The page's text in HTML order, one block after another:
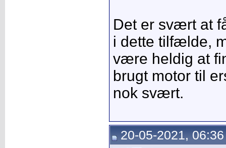
Det er svært at
i dette tilfælde,
være heldig at
brugt motor til
nok svært.
20-05-2021, 06:36